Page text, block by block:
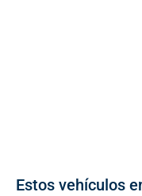
Estos vehículos